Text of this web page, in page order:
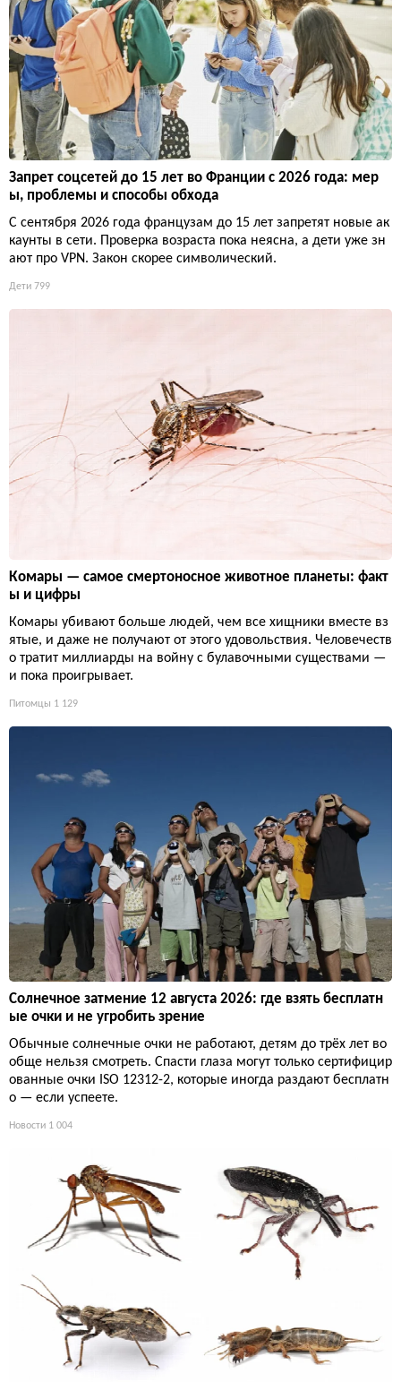
Запрет соцсетей до 15 лет во Франции с 2026 года: мер
ы, проблемы и способы обхода
С сентября 2026 года французам до 15 лет запретят новые ак
каунты в сети. Проверка возраста пока неясна, а дети уже зн
ают про VPN. Закон скорее символический.
Дети 799
Комары — самое смертоносное животное планеты: факт
ы и цифры
Комары убивают больше людей, чем все хищники вместе вз
ятые, и даже не получают от этого удовольствия. Человечеств
о тратит миллиарды на войну с булавочными существами —
и пока проигрывает.
Питомцы 1 129
Солнечное затмение 12 августа 2026: где взять бесплатн
ые очки и не угробить зрение
Обычные солнечные очки не работают, детям до трёх лет во
обще нельзя смотреть. Спасти глаза могут только сертифицир
ованные очки ISO 12312-2, которые иногда раздают бесплатн
о — если успеете.
Новости 1 004